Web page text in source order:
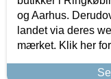
og Aarhus.
landet via deres
mærket. Klik her